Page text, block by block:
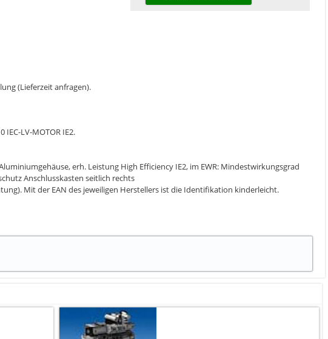
(Lieferzeit anfragen).
LV-MOTOR IE2.
erh. Leistung High Efficiency IE2, im EWR: Mindestwirkungsgrad
Anschlusskasten seitlich rechts
Mit der EAN des jeweiligen Herstellers ist die Identifikation kinderleicht.